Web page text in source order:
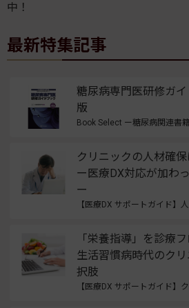
中！
最新特集記事
糖尿病専門医研修ガ
版
Book Select ー糖尿病関連書
クリニックの人材確
ー医療DX対応が加わ
ー
【医療DX サポートガイド】
「栄養指導」を診療
生活習慣病時代のク
択肢
【医療DX サポートガイド】